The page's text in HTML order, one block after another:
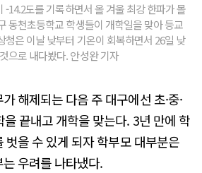
-14.2도를 기록하면서 올 겨울 최강 한파가 몰
동천초등학교 학생들이 개학일을 맞아 등교
청은 이날 낮부터 기온이 회복하면서 26일 낮
으로 내다봤다. 안성완 기자
해제되는 다음 주 대구에선 초·중·
끝내고 개학을 맞는다. 3년 만에 학
벗을 수 있게 되자 학부모 대부분은
우려를 나타냈다.